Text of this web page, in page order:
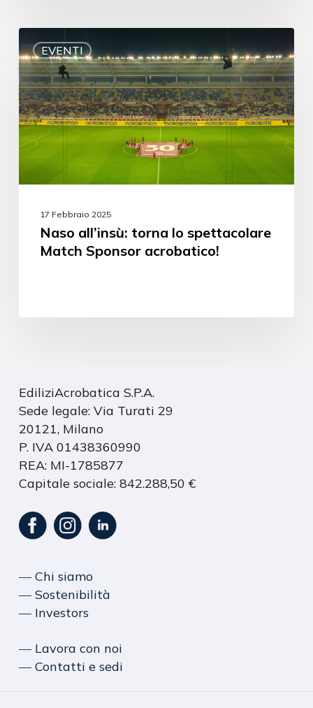
EVENTI
17 Febbraio 2025
Naso all’insù: torna lo spettacolare
Match Sponsor acrobatico!
EdiliziAcrobatica S.P.A.
Sede legale: Via Turati 29
20121, Milano
P. IVA 01438360990
REA: MI-1785877
Capitale sociale: 842.288,50 €
― Chi siamo
― Sostenibilità
― Investors
― Lavora con noi
― Contatti e sedi